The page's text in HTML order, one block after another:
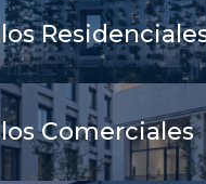
Comerciales